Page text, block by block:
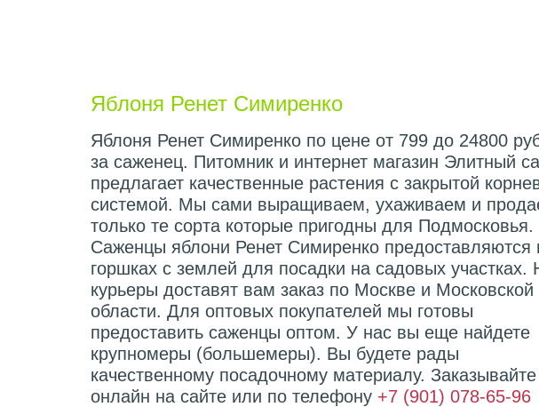
Яблоня Ренет Симиренко
Яблоня Ренет Симиренко по цене от 799 до 24800
за саженец. Питомник и интернет магазин Элитный
предлагает качественные растения с закрытой
системой. Мы сами выращиваем, ухаживаем и
только те сорта которые пригодны для Подмосковья.
Саженцы яблони Ренет Симиренко предоставляются
горшках с землей для посадки на садовых участках.
курьеры доставят вам заказ по Москве и Московской
области. Для оптовых покупателей мы готовы
предоставить саженцы оптом. У нас вы еще найдете
крупномеры (большемеры). Вы будете рады
качественному посадочному материалу. Заказывайте
онлайн на сайте или по телефону +7 (901) 078-65-96